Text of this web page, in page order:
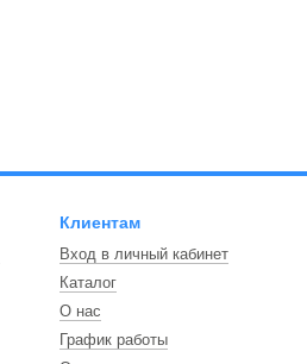
Клиентам
Вход в личный кабинет
Каталог
О нас
График работы